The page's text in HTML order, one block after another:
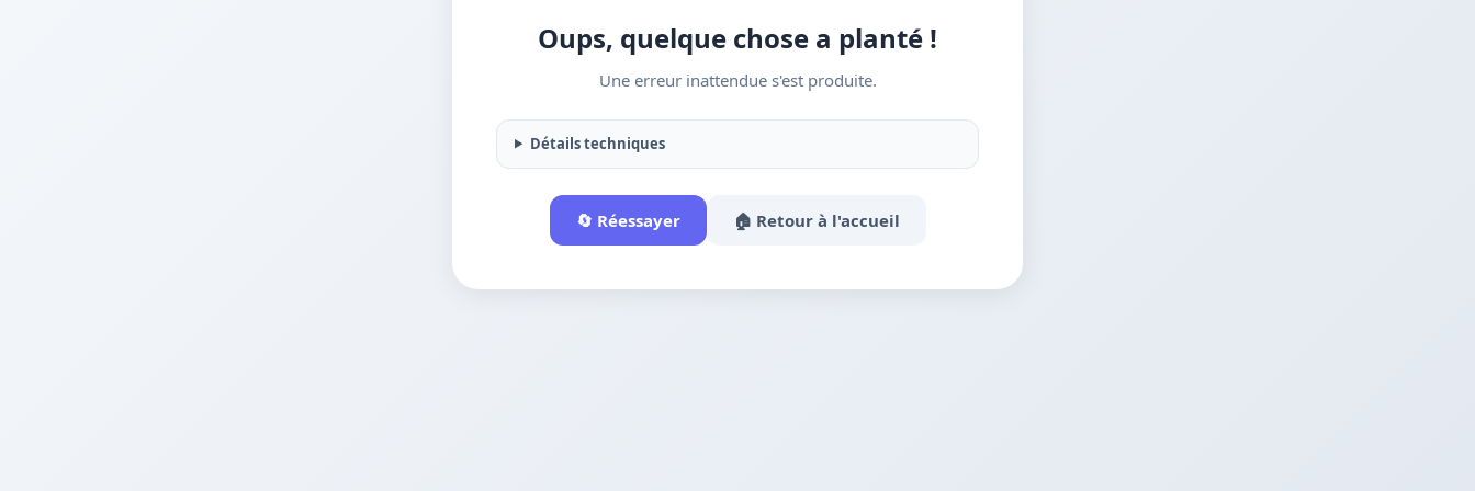
Oups, quelque chose a planté !
Une erreur inattendue s'est produite.
Détails techniques
🔄 Réessayer 🏠 Retour à l'accueil